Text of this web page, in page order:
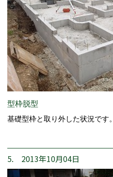
型枠脱型
基礎型枠と取り外した状況です。
5. 2013年10月04日